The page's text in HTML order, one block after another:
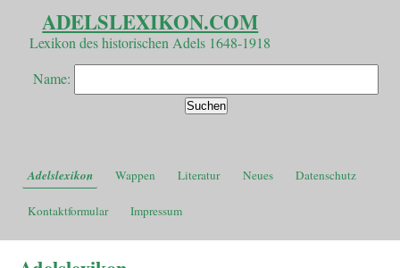
ADELSLEXIKON.COM
Lexikon des historischen Adels 1648-1918
Name:
Adelslexikon Wappen Literatur Neues Datenschutz
Kontaktformular Impressum